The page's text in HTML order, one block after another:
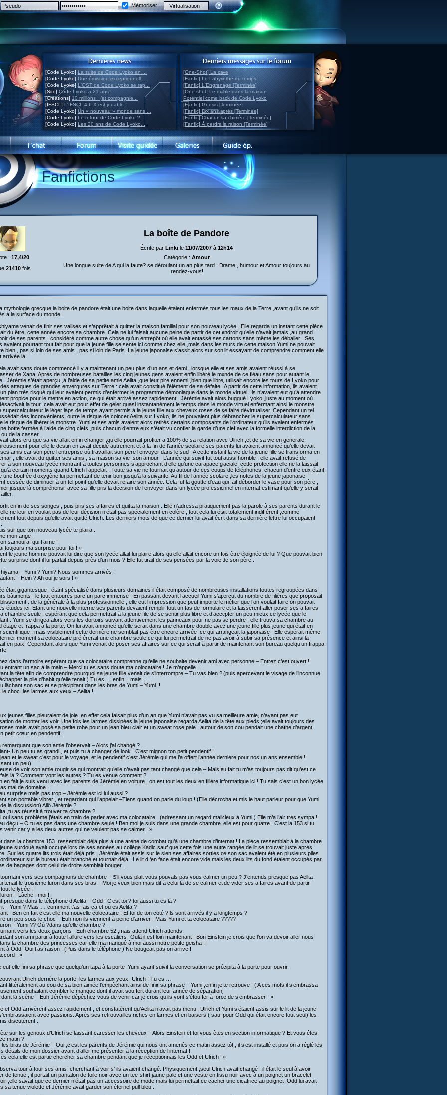
Mémoriser
[Code Lyoko] La suite de Code Lyoko en ...
[Code Lyoko] Une émission exceptionnell...
[Code Lyoko] L'OST de Code Lyoko se rap...
[Site] Code Lyoko a 21 ans !
[Créations] 10 millions ! (et compagnie...
[IFSCL] L'IFSCL 4.6.X est jouable !
[Code Lyoko] Un « nouveau » monde sans ...
[Code Lyoko] Le retour de Code Lyoko ?
[Code Lyoko] Les 20 ans de Code Lyoko...
[One-Shot] La cave
[Fanfic] Le Labyrinthe du temps
[Fanfic] L'Engrenage [Terminée]
[One-shot] Le diable dans la maison
Potentiel come back de Code Lyoko
[Fanfic] Gnosis [Terminée]
[Fanfic] Dix ans après [Terminée]
[Fanfic] Chacun sa chimère [Terminée]
[Fanfic] À perdre la raison [Terminée]
Fanfictions
La boîte de Pandore
Écrite par Linki le 11/07/2007 à 12h14
: 17,4/20 Catégorie : Amour
21410fois
Une longue suite de A qui la faute? se déroulant un an plus tard . Drame , humour et Amour toujours au
rendez-vous!
mythologie grecque la boite de pandore était une boite dans laquelle étaient enfermés tous les maux de la Terre ,avant qu’ils ne soit
à la surface du monde .
venait de finir ses valises et s’apprêtait à quitter la maison familial pour son nouveau lycée . Elle regarda un instant cette pièce
du être, cette année encore sa chambre .Cela ne lui faisait aucune peine de partir de cet endroit qu’elle n’avait jamais ,au grand
de ses parents , considéré comme autre chose qu’un entrepôt où elle avait entassé ses cartons sans même les déballer . Ses
avaient pourtant tout fait pour que la jeune fille se sente ici comme chez elle ,mais dans les murs de cette maison Yumi ne pouvait
bien , pas si loin de ses amis , pas si loin de Paris. La jeune japonaise s’assit alors sur son lit essayant de comprendre comment elle
arrivée là.
avait sans doute commencé il y a maintenant un peu plus d’un ans et demi , lorsque elle et ses amis avaient réussi à se
de Xana. Après de nombreuses batailles les cinq jeunes gens avaient enfin libéré le monde de ce fléau sans pour autant le
. Jérémie s’était aperçu ,à l’aide de sa petite amie Aelita ,que leur pire ennemi ,bien que libre, utilisait encore les tours de Lyoko pour
attaques de grandes envergures sur Terre : cela avait constitué l’élément de sa défaite . A partir de cette information, ils avaient
plan très risqué qui leur avaient permis d’enfermer le programme démoniaque dans le monde virtuel. Ils n’avaient eut qu’à attendre
propice pour le mettre en action, ce qui était arrivé assez rapidement . Jérémie avait alors buggué Lyoko ,juste au moment où
la tour ,cela avait eut pour effet de geler quasi instantanément le temps dans le monde virtuel enfermant ainsi le monstre
supercalculateur le léger laps de temps ayant permis à la jeune fille aux cheveux roses de se faire dévirtualiser. Cependant un tel
des inconvénients, outre le risque de coincer Aelita sur Lyoko, ils ne pouvaient plus débrancher le supercalculateur sans
le risque de libérer le monstre. Yumi et ses amis avaient alors retirés certains composants de l’ordinateur qu’ils avaient enfermés
boîte fermée à l’aide de cinq clefs ,puis chacun d’entre eux s’était vu confier la garde d’une clef avec la formelle interdiction de la
de la casser .
alors cru que sa vie allait enfin changer ,qu’elle pourrait profiter à 100% de sa relation avec Ulrich ,et de sa vie en générale.
pour elle le destin en avait décidé autrement et à la fin de l’année scolaire ses parents lui avaient annoncé qu’elle devait
amis car son père l’entreprise où travaillait son père l’envoyer dans le sud . A cette instant la vie de la jeune fille se transforma en
, elle avait du quitter ses amis , sa maison sa vie ,son amour . L’année qui suivit fut tout aussi horrible , elle avait refusé de
à son nouveau lycée montrant à toutes personnes s’approchant d’elle qu’une carapace glaciale, cette protection elle ne la laissait
certain moments quand Ulrich l’appelait . Toute sa vie ne tournait qu’autour de ces coups de téléphones, chacun d’entre eux étant
une bouffée d’oxygène lui permettant de tenir bon jusqu’à la suivante. Au fil de l’année scolaire ,les notes de la jeune japonaise
cessée de diminuer à un tel point qu’elle devait refaire son année. Cela fut la goutte d’eau qui fait déborder le vase pour son père ,
jusque là compréhensif avec sa fille pris la décision de l’envoyer dans un lycée professionnel en internat estimant qu’elle y serait
enfin de ses songes , puis pris ses affaires et quitta la maison . Elle n’adressa pratiquement pas la parole à ses parents durant le
ne leur en voulait pas de leur décision n’était pas spécialement en colère , tout cela lui était totalement indifférent ,comme
tout depuis qu’elle avait quitté Ulrich. Les derniers mots de que ce dernier lui avait écrit dans sa dernière lettre lui occupaient
sur que ton nouveau lycée te plaira .
mon ange .
samouraï qui t’aime !
toujours ma surprise pour toi ! »
le jeune homme pouvait lui dire que son lycée allait lui plaire alors qu’elle allait encore un fois être éloignée de lui ? Que pouvait bien
surprise dont il lui parlait depuis près d’un mois ? Elle fut tirait de ses pensées par la voie de son père .
– Yumi ? Yumi? Nous sommes arrivés !
– Hein ? Ah oui je sors ! »
était gigantesque , étant spécialisé dans plusieurs domaines il était composé de nombreuses installations toutes regroupées dans
bâtiments , le tout entourés parc un parc immense . En passant devant l’accueil Yumi s’aperçut du nombre de filières que proposait
: de la générale à la plus professionnelle , elle eut l’impression que peut importe le métier que l’on voulait faire on pouvait
études ici. Etant une nouvelle interne ses parents devaient remplir tout un tas de formulaire et la laissèrent aller poser ses affaires
chambre seule , espérant que cela permettrait à la jeune file de se sentir plus libre et d’accepter un peu mieux ce lycée que le
. Yumi se dirigea alors vers les dortoirs suivant attentivement les panneaux pour ne pas se perdre , elle trouva sa chambre au
étage et frappa à la porte. On lui avait annoncé qu’elle serait dans une chambre double avec une jeune fille plus jeune qui était en
scientifique , mais visiblement cette dernière ne semblait pas être encore arrivée ,ce qui arrangeait la japonaise . Elle espérait même
moment sa colocataire préférerait une chambre seule ce qui lui permettrait de ne pas avoir à subir sa présence et ainsi la
en paix. Cependant alors que Yumi venait de poser ses affaires sur ce qui serait à partir de maintenant son bureau quelqu’un frappa
dans l’armoire espérant que sa colocataire comprenne qu’elle ne souhaite devenir ami avec personne – Entrez c’est ouvert !
entrant un sac à la main – Merci tu es sans doute ma colocataire ! Je m’appelle …
la tête afin de comprendre pourquoi sa jeune fille venait de s’interrompre – Tu vas bien ? (puis apercevant le visage de l’inconnue
la pile d’habit qu’elle tenait ) Tu es … enfin .. mais ….
lâchant son sac et se précipitant dans les bras de Yumi – Yumi !!
le choc ,les larmes aux yeux – Aelita !
jeunes filles pleuraient de joie ,en effet cela faisait plus d’un an que Yumi n’avait pas vu sa meilleure amie, n’ayant pas eut
de monter les voir. Une fois les larmes dissipées la jeune japonaise regarda Aelita de la tête aux pieds ;elle avait toujours des
mais avait posé sa petite robe pour un jean bleu clair et un sweat rose pale , autour de son cou pendait une chaîne d’argent
petit cœur en pendentif.
remarquant que son amie l’observait – Alors j’ai changé ?
Un peu tu as grandi , et puis tu à changer de look ! C’est mignon ton petit pendentif !
et le sweat c’est pour le voyage, et le pendentif c’est Jérémie qui me l’a offert l’année dernière pour nos un ans ensemble !
un peu)
de voir son amie rougir se qui montrait qu’elle n’avait pas tant changé que cela – Mais au fait tu m’as toujours pas dit qu’est ce
là ? Comment vont les autres ? Tu es venue comment ?
en fait je suis venu avec les parents de Jérémie en voiture , on est tout les deux en filière informatique ici ! Tu sais c’est un bon lycée
mal de domaine .
surprise mais pas trop – Jérémie est ici lui aussi ?
son portable vibrer , et regardant qui l’appelait –Tiens quand on parle du loup ! (Elle décrocha et mis le haut parleur pour que Yumi
la discussion) Allô Jérémie ?
,tu as réussit à trouver ta chambre ?
oui sans problème j’étais en train de parler avec ma colocataire . (adressant un regard malicieux à Yumi ) Elle m’a l’air très sympa !
déçu – O tu es pas dans une chambre seule ! Ben moi je suis dans une grande chambre ,elle est pour quatre ! C’est la 153 si tu
venir car y a les deux autres qui ne veulent pas se calmer ! »
dans la chambre 153 ,ressemblait déjà plus à une arène de combat qu’à une chambre d’internat ! La pièce ressemblait à la chambre
surdoué avait occupé lors de ses années au collège Kadic sauf que cette fois une autre rangée de lit se trouvait juste après
.Sur les quatre lits trois était déjà pris ; Jérémie était assis sur le sien ses affaires sorties de son sac avaient été en plusieurs piles
sur le bureau était branché et tournait déjà . Le lit d ‘en face était encore vide mais les deux lits du fond étaient occupés par
de bagages dont celui de droite semblait bouger .
vers ses compagnons de chambre – S’il vous plait vous pouvais pas vous calmer un peu ? J’entends presque pas Aelita !
tenait le troisième luron dans ses bras – Moi je veux bien mais dit à celui là de se calmer et de vider ses affaires avant de partir
tout le lycée !
– Lâche –moi !
presque dans le téléphone d’Aelita – Odd ! C’est toi ? toi aussi tu es là ?
– Yumi ? Mais … comment t’as fais ça et où es Aelita ?
Ben en fait c’est elle ma nouvelle colocataire ! Et toi de ton coté ?Ils sont arrivés il y a longtemps ?
un peu sous le choc – Euh non ils viennent à peine d’arriver . Mais Yumi et ta colocataire ?????
– Yumi ?? Où ?dans qu’elle chambre ?
vers les deux garçons –Euh chambre 52 ,mais attend Ulrich attends.
son ami partir à toute l’allure vers les escaliers- Oulà il est loin maintenant ! Bon Einstein je crois que l’on va devoir aller nous
la chambre des princesses car elle ma manqué à moi aussi notre petite geisha !
à Odd- Oui t’as raison ! (Puis dans le téléphone ) Ne bougeait pas on arrive !
. »
eut elle fini sa phrase que quelqu’un tapa à la porte ,Yumi ayant suivit la conversation se précipita à la porte pour ouvrir .
Ulrich derrière la porte, les larmes aux yeux -Ulrich ! Tu es …
littéralement au cou de sa bien aimée l’empêchant ainsi de finir sa phrase – Yumi ,enfin je te retrouve ! ( A ces mots il s’embrassa
souhaitant combler le manque dont il avait souffert durant leur année de séparation)
la scène – Euh Jérémie dépêchez vous de venir car je crois qu’ils vont s’étouffer à force de s’embrasser ! »
et Odd arrivèrent assez rapidement , et constatèrent qu’Aelita n’avait pas menti , Ulrich et Yumi s’étaient assis sur le lit de la jeune
avec passions. Après ses retrouvailles riches en larmes et en baisers ( sauf pour Odd qui était encore tout seul) les
discutèrent .
sur les genoux d’Ulrich se laissant caresser les cheveux – Alors Einstein et toi vous êtes en section informatique ? Et vous êtes
matin ?
les bras de Jérémie – Oui ,c’est les parents de Jérémie qui nous ont amenés ce matin assez tôt , il s’est installé et puis on a réglé les
détails de mon dossier avant d’aller me présenter à la réception de l’internat !
cela elle est partie chercher sa chambre pendant que je réceptionnais les Odd et Ulrich ! »
tour à tour ses amis ,cherchant à voir s’ ils avaient changé. Physiquement ,seul Ulrich avait changé , il était le seul à avoir
de tenue , il portait un pantalon de toile noir avec un tee-shirt jaune pale et une veste en tissu noir avec à un poignet un bracelet
,elle savait que ce dernier n’était pas un accessoire de mode mais lui permettait ce cacher une cicatrice au poignet .Odd lui avait
sa tenue violette et Jérémie avait garder son éternel pull bleu .